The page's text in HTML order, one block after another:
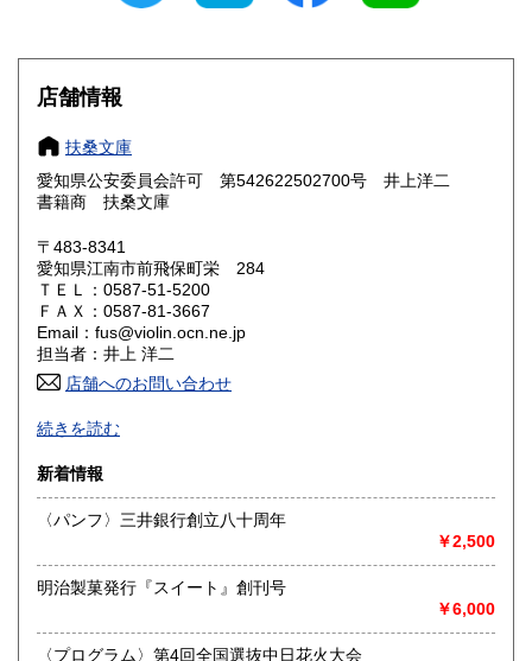
大阪府
奈良県
鳥取県 300円 島根県 300円
岡山県
山口県 300円
香川県 300円
高知県 300円
佐賀県
熊本県 300円 大分県 300円
300円
沖縄県 300円
店舗情報
扶桑文庫
愛知県公安委員会許可 第542622502700号 井上洋二
書籍商 扶桑文庫
〒483-8341
愛知県江南市前飛保町栄 284
ＴＥＬ：0587-51-5200
ＦＡＸ：0587-81-3667
Email：fus@violin.ocn.ne.jp
担当者：井上 洋二
店舗へのお問い合わせ
古文書、古地図、刷り物、一枚もの、絵葉書、鳥瞰図、近代
文献資料等を主体に扱っております。
沿線名：名鉄犬山線
最寄駅：江南駅下車
営業時間：10:00〜17:00
書籍の買取について
買取 買取専用フリーダイヤル 0120-006-229 (担当・
井上)
続きを読む
新着情報
〈パンフ〉三井銀行創立八十周年
￥2,500
明治製菓発行『スイート』創刊号
￥6,000
〈プログラム〉第4回全国選抜中日花火大会